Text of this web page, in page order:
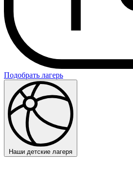
Подобрать лагерь
Наши детские лагеря